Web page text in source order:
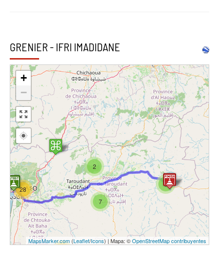
GRENIER - IFRI IMADIDANE
2
28
3
7
+
−
MapsMarker.com(Leaflet/Icons) | Mapa: ©OpenStreetMap contribuyentes